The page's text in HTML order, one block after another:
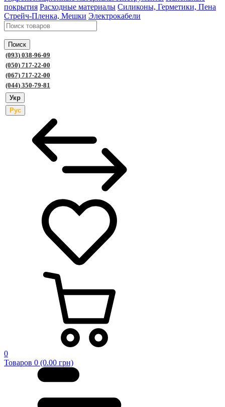
покрытия Расходные материалы Силиконы, Герметики, Пена
Стрейч-Пленка, Мешки Электрокабели
Поиск
(093) 038-96-09
(050) 717-22-00
(067) 717-22-00
(044) 350-79-81
Укр
Рус
0
Товаров 0 (0.00 грн)